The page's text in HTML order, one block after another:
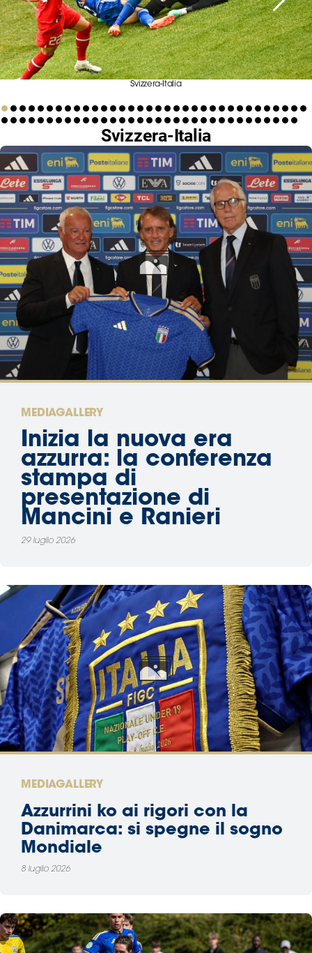
Serie
B
Femminile
Museo
del
Shop
partner
delle
nazionali
Assicurazione
Cerca
Whistleblowing
Area
Media
Assicurazione
Social media
Svizzera-Italia
Svizzera-Italia
MEDIAGALLERY
Inizia la nuova era
azzurra: la conferenza
stampa di
presentazione di
Mancini e Ranieri
29 luglio 2026
MEDIAGALLERY
Azzurrini ko ai rigori con la
Danimarca: si spegne il sogno
Mondiale
8 luglio 2026